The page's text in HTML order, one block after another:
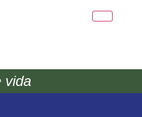
vida